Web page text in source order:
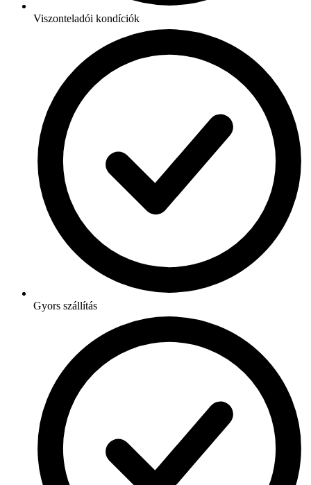
Viszonteladói kondíciók
Gyors szállítás